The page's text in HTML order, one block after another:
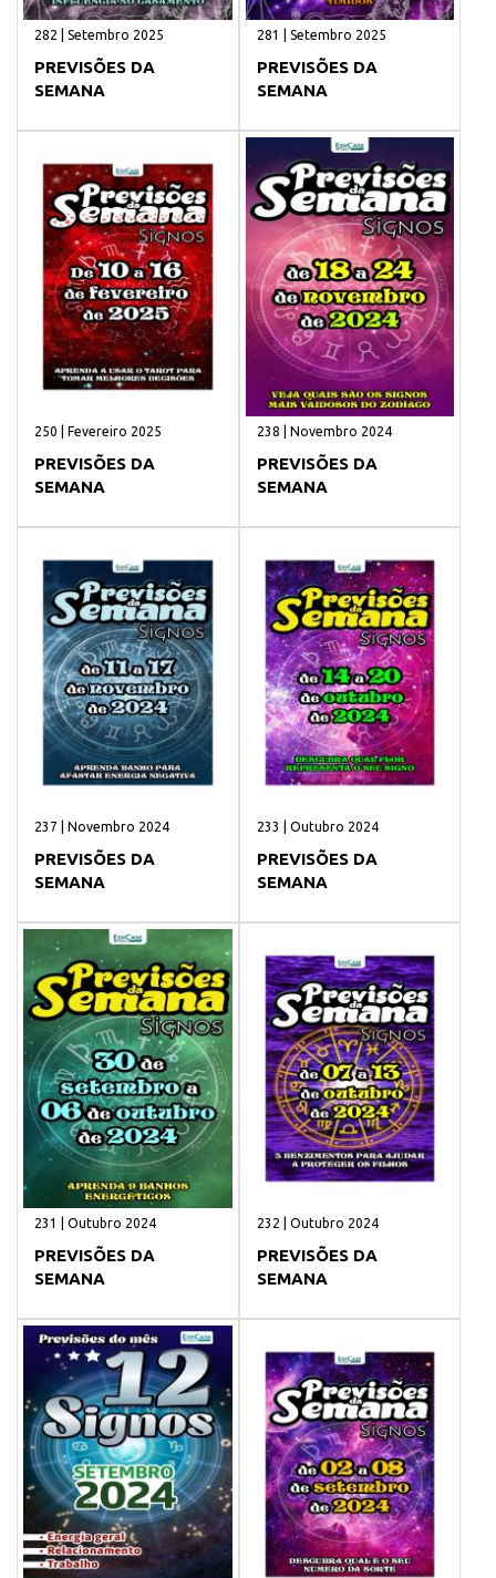
282 | Setembro 2025
PREVISÕES DA
SEMANA
281 | Setembro 2025
PREVISÕES DA
SEMANA
250 | Fevereiro 2025
PREVISÕES DA
SEMANA
238 | Novembro 2024
PREVISÕES DA
SEMANA
237 | Novembro 2024
PREVISÕES DA
SEMANA
233 | Outubro 2024
PREVISÕES DA
SEMANA
231 | Outubro 2024
PREVISÕES DA
SEMANA
232 | Outubro 2024
PREVISÕES DA
SEMANA